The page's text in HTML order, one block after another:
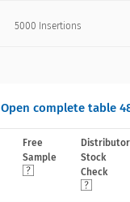
5000 Insertions​
Open complete table
Free
Sample
Distributor
Stock
Check